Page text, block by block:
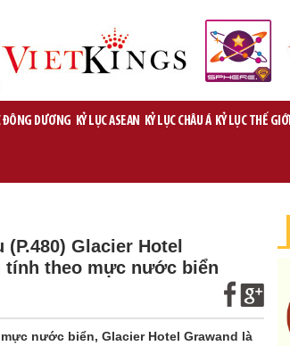
ĐÔNG DƯƠNG KỶ LỤC ASEAN KỶ LỤC CHÂU Á KỶ LỤC THẾ GIỚI
Glacier Hotel
tính theo mực nước biển
nước biển, Glacier Hotel Grawand là